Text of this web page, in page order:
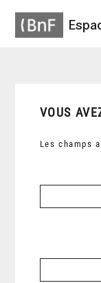
VOUS
Les champs